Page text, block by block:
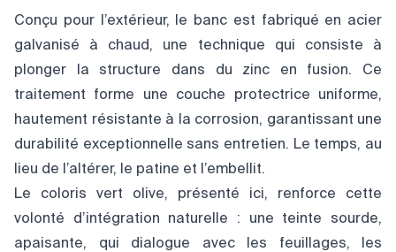
Conçu pour l’extérieur, le banc est fabriqué en acier
galvanisé à chaud, une technique qui consiste à
plonger la structure dans du zinc en fusion. Ce
traitement forme une couche protectrice uniforme,
hautement résistante à la corrosion, garantissant une
durabilité exceptionnelle sans entretien. Le temps, au
lieu de l’altérer, le patine et l’embellit.
Le coloris vert olive, présenté ici, renforce cette
volonté d’intégration naturelle : une teinte sourde,
apaisante, qui dialogue avec les feuillages, les